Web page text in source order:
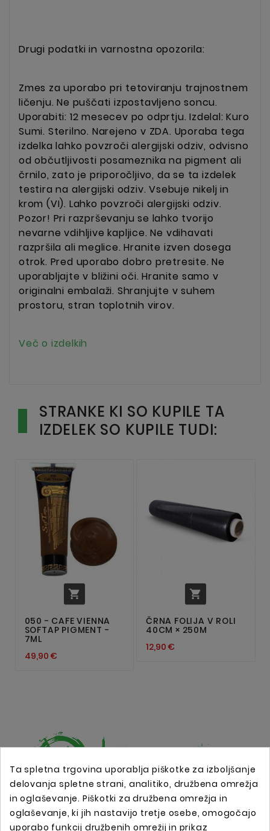
Drugi podatki in varnostna opozorila:
Zmes za uporabo pri tetoviranju trajnostnem
ličenju. Ne puščati izpostavljeno soncu.
Uporabiti: 12 mesecev po odprtju. Izdelal: Kuro
Sumi. Sterilno. Narejeno v ZDA. Uporaba tega
izdelka lahko povzroči alergijski odziv, odvisno
od občutljivosti posameznika na pigment ali
črnilo, zato je priporočljivo, da se ta izdelek
testira na alergijski odziv. Vsebuje nikelj in
krom (VI). Lahko povzroči alergijski odziv.
Pozor! Pri razprševanju se lahko tvorijo
nevarne vdihljive kapljice. Ne vdihavati
razpršila ali meglice. Hranite izven dosega
otrok. Pred uporabo dobro pretresite. Ne
uporabljajte v bližini oči. Hranite samo v
originalni embalaži. Shranjujte v suhem
prostoru, stran toplotnih virov.
Več o izdelkih
STRANKE KI SO KUPILE TA
IZDELEK SO KUPILE TUDI:

050 - CAFE VIENNA
SOFTAP PIGMENT -
7ML
49,90 €

ČRNA FOLIJA V ROLI
40CM × 250M
12,90 €
Spletna trgovina s profesionalno tattoo opremo !
Ta spletna trgovina uporablja piškotke za izboljšanje
delovanja spletne strani, analitiko, družbena omrežja
in oglaševanje. Piškotki za družbena omrežja in
oglaševanje, ki jih nastavijo tretje osebe, omogočajo
uporabo funkcij družbenih omrežij in prikaz